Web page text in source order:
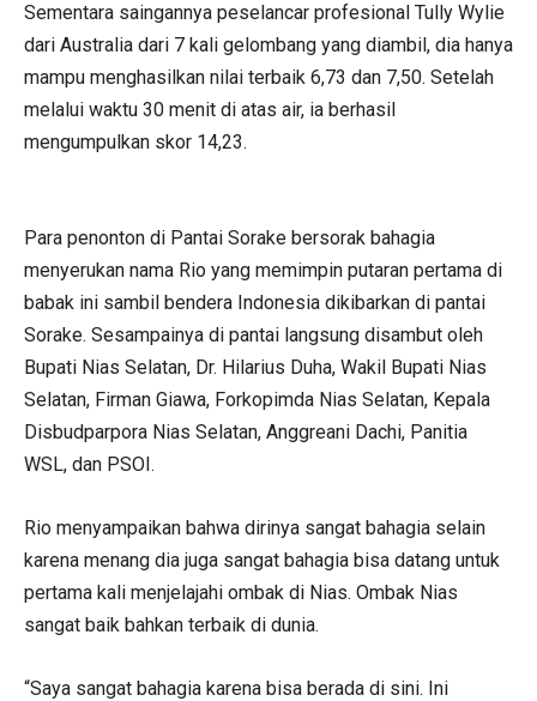
Sementara saingannya peselancar profesional Tully Wylie
dari Australia dari 7 kali gelombang yang diambil, dia hanya
mampu menghasilkan nilai terbaik 6,73 dan 7,50. Setelah
melalui waktu 30 menit di atas air, ia berhasil
mengumpulkan skor 14,23.
Para penonton di Pantai Sorake bersorak bahagia
menyerukan nama Rio yang memimpin putaran pertama di
babak ini sambil bendera Indonesia dikibarkan di pantai
Sorake. Sesampainya di pantai langsung disambut oleh
Bupati Nias Selatan, Dr. Hilarius Duha, Wakil Bupati Nias
Selatan, Firman Giawa, Forkopimda Nias Selatan, Kepala
Disbudparpora Nias Selatan, Anggreani Dachi, Panitia
WSL, dan PSOI.
Rio menyampaikan bahwa dirinya sangat bahagia selain
karena menang dia juga sangat bahagia bisa datang untuk
pertama kali menjelajahi ombak di Nias. Ombak Nias
sangat baik bahkan terbaik di dunia.
“Saya sangat bahagia karena bisa berada di sini. Ini